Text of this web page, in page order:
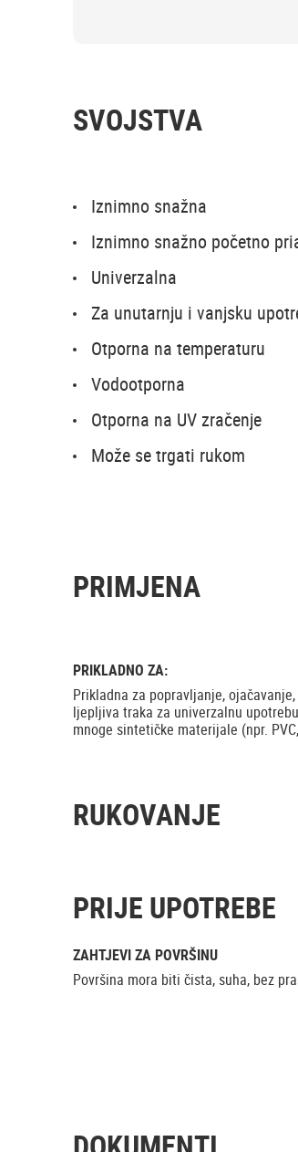
SVOJSTVA
Iznimno snažna
Iznimno snažno početno
Univerzalna
Za unutarnju i vanjsku
Otporna na temperaturu
Vodootporna
Otporna na UV zračenje
Može se trgati rukom
PRIMJENA
PRIKLADNO ZA:
Prikladna za popravljanje,
ljepljiva traka za univerzalnu
mnoge sintetičke materijale (npr.
RUKOVANJE
PRIJE UPOTREBE
ZAHTJEVI ZA POVRŠINU
Površina mora biti čista, suha, bez